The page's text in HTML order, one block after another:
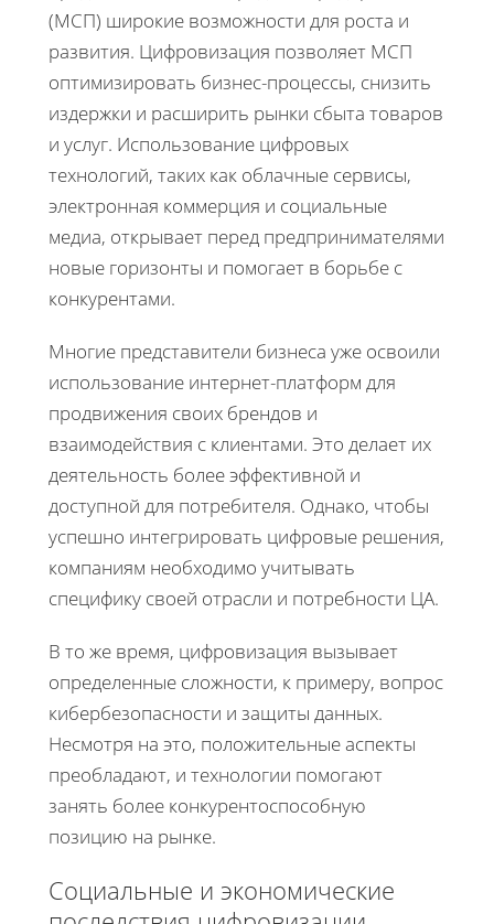
(МСП) широкие возможности для роста и
развития. Цифровизация позволяет МСП
оптимизировать бизнес-процессы, снизить
издержки и расширить рынки сбыта товаров
и услуг. Использование цифровых
технологий, таких как облачные сервисы,
электронная коммерция и социальные
медиа, открывает перед предпринимателями
новые горизонты и помогает в борьбе с
конкурентами.
Многие представители бизнеса уже освоили
использование интернет-платформ для
продвижения своих брендов и
взаимодействия с клиентами. Это делает их
деятельность более эффективной и
доступной для потребителя. Однако, чтобы
успешно интегрировать цифровые решения,
компаниям необходимо учитывать
специфику своей отрасли и потребности ЦА.
В то же время, цифровизация вызывает
определенные сложности, к примеру, вопрос
кибербезопасности и защиты данных.
Несмотря на это, положительные аспекты
преобладают, и технологии помогают
занять более конкурентоспособную
позицию на рынке.
Социальные и экономические